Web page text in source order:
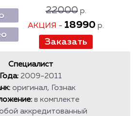
22000р.
АКЦИЯ - 18990 р.
Специалист
Года: 2009-2011
оригинал, Гознак
в комплекте
аккредитованный